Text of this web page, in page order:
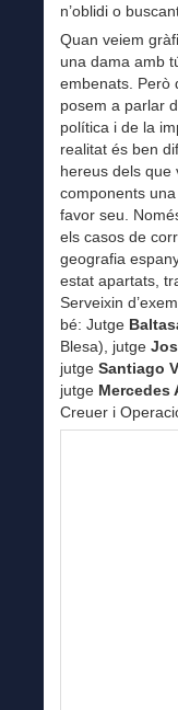
n’oblidi o
Quan veiem
una dama amb
embenats. Però
posem a parlar
política i de la
realitat és ben
hereus dels que
components
favor seu.
els casos de
geografia
estat apartats,
Serveixin
bé: Jutge
Blesa), jutge
jutge Santiago
jutge Mercedes
Creuer i